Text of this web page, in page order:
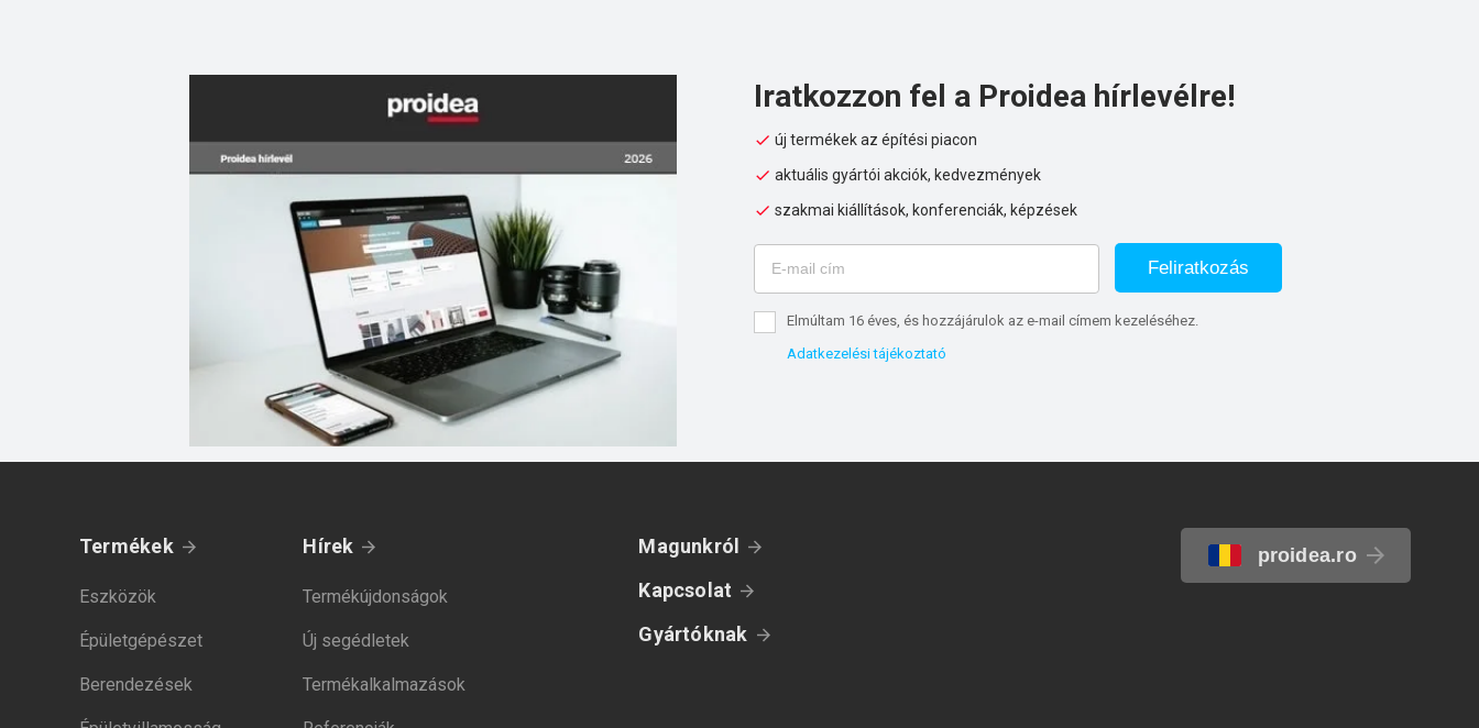
Iratkozzon fel a Proidea hírlevélre!
új termékek az építési piacon
aktuális gyártói akciók, kedvezmények
szakmai kiállítások, konferenciák, képzések
Feliratkozás
Elmúltam 16 éves, és hozzájárulok az e-mail címem kezeléséhez.
Adatkezelési tájékoztató
Termékek
Eszközök
Épületgépészet
Berendezések
Hírek
Termékújdonságok
Új segédletek
Termékalkalmazások
Magunkról
Kapcsolat
Gyártóknak
proidea.ro